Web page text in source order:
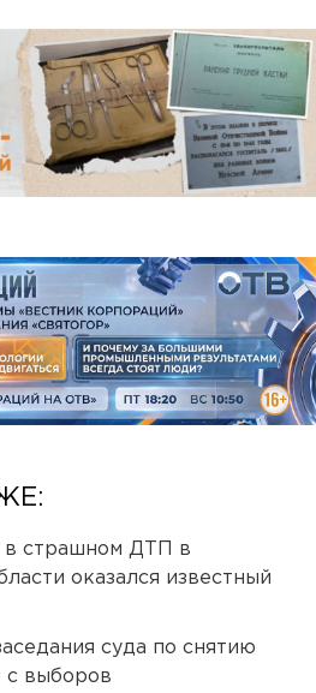
в страшном ДТП в
оказался известный
суда по снятию
с выборов